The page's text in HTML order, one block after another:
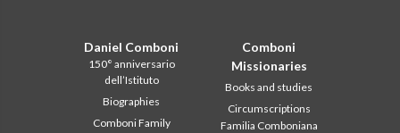
Daniel Comboni
150° anniversario
dell’Istituto
Biographies
Comboni Family
Comboni
Missionaries
Books and studies
Circumscriptions
Familia Comboniana